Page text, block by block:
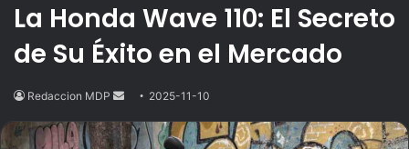
La Honda Wave 110: El Secreto
de Su Éxito en el Mercado
Redaccion MDP
Send
email
2025-11-10